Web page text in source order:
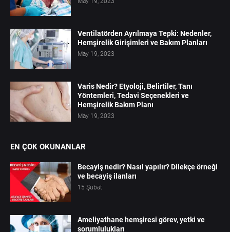
Ventilatörden Ayrılmaya Tepki: Nedenler,
Hemşirelik Girişimleri ve Bakım Planları
May 19, 2023
Varis Nedir? Etyoloji, Belirtiler, Tanı
Yöntemleri, Tedavi Seçenekleri ve
Hemşirelik Bakım Planı
May 19, 2023
EN ÇOK OKUNANLAR
Becayiş nedir? Nasıl yapılır? Dilekçe örneği
ve becayiş ilanları
15 Şubat
Ameliyathane hemşiresi görev, yetki ve
sorumlulukları